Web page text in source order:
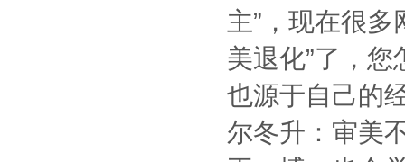
主”，现在很
美退化”了，您
也源于自己的
尔冬升：审美